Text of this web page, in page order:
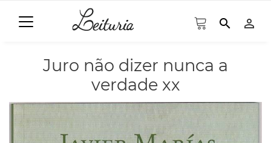
search person_outline
Juro não dizer nunca a
verdade xx